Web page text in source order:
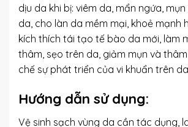
dịu da khi bị: viêm da, mẩn ngứa,
da, cho làn da mềm mại, khoẻ mạnh
kích thích tái tạo tế bào da mới, làm
thâm, sẹo trên da, giảm mụn và
chế sự phát triển của vi khuẩn trên da
Hướng dẫn sử dụng:
Vệ sinh sạch vùng da cần tác dụng,